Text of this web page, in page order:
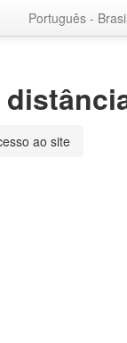
Português -
ao site